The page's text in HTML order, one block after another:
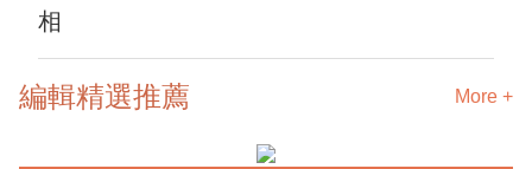
相
編輯精選推薦 More +